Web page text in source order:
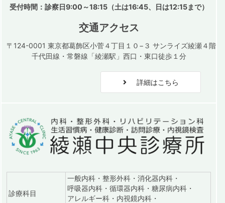
受付時間：診察日9:00～18:15（土は16:45、日は12:15まで）
交通アクセス
〒124-0001 東京都葛飾区小菅４丁目１０−３ サンライズ綾瀬４階
千代田線・常磐線「綾瀬駅」西口・東口徒歩１分
詳細はこちら
診療科目
一般内科・整形外科・消化器内科・
呼吸器内科・循環器内科・糖尿病内科・
アレルギー科・内視鏡内科・